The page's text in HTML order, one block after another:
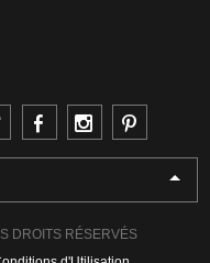
DROITS RÉSERVÉS